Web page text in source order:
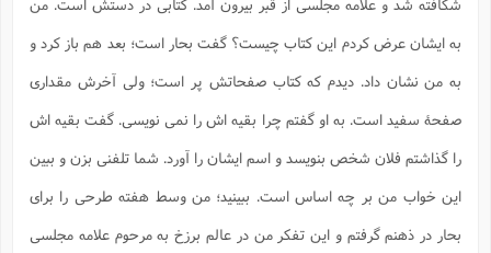
به ایشان عرض کردم این کتاب چیست؟ گفت بحار است؛ بعد هم باز کرد و
به من نشان داد. دیدم که کتاب صفحاتش پر است؛ ولی آخرش مقداری
صفحۀ سفید است. به او گفتم چرا بقیه اش را نمی نویسی. گفت بقیه اش
را گذاشتم فلان شخص بنویسد و اسم ایشان را آورد. شما تلفنی بزن و ببین
این خواب من بر چه اساس است. ببینید؛ من وسط هفته طرحی را برای
بحار در ذهنم گرفتم و این تفکر من در عالم برزخ به مرحوم علامه مجلسی